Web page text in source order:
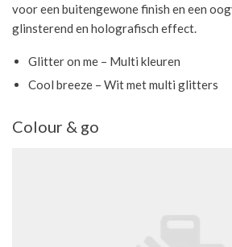
voor een buitengewone finish en een
glinsterend en holografisch effect.
Glitter on me – Multi kleuren
Cool breeze – Wit met multi glitters
Colour & go